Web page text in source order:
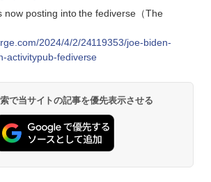
now posting into the fediverse（The
2024/4/2/24119353/joe-biden-
activitypub-fediverse
で当サイトの記事を優先表示させる